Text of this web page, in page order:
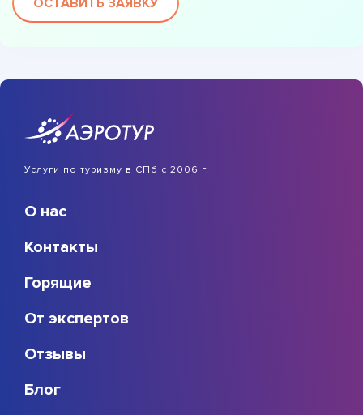
ОСТАВИТЬ ЗАЯВКУ
Услуги по туризму в СПб с 2006 г.
О нас
Контакты
Горящие
От экспертов
Отзывы
Блог